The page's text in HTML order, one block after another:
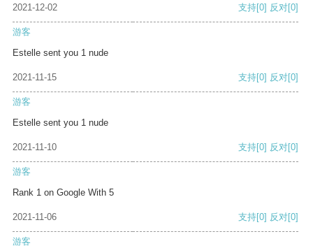
2021-12-02 支持[0] 反对[0]
游客
Estelle sent you 1 nude
2021-11-15 支持[0] 反对[0]
游客
Estelle sent you 1 nude
2021-11-10 支持[0] 反对[0]
游客
Rank 1 on Google With 5
2021-11-06 支持[0] 反对[0]
游客